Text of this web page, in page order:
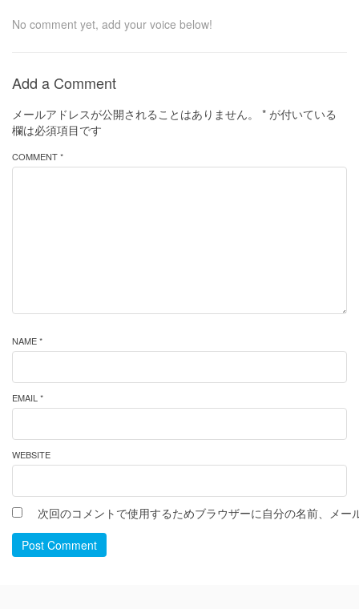
No comment yet, add your voice below!
Add a Comment
メールアドレスが公開されることはありません。 * が付いている
欄は必須項目です
COMMENT *
NAME *
EMAIL *
WEBSITE
次回のコメントで使用するためブラウザーに自分の名前、メー
Post Comment